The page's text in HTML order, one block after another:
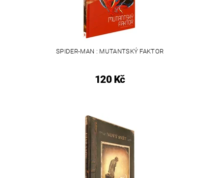
SPIDER-MAN : MUTANTSKÝ FAKTOR
120 Kč